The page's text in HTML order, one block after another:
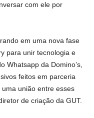
com ele por
em uma nova fase
para unir tecnologia e
Whatsapp da Domino’s,
feitos em parceria
união entre esses
de criação da GUT.